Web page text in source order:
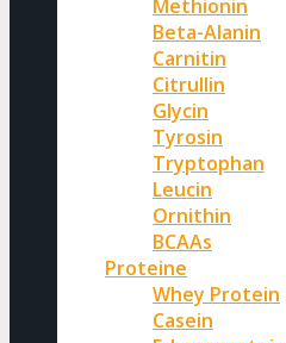
Methionin
Beta-Alanin
Carnitin
Citrullin
Glycin
Tyrosin
Tryptophan
Leucin
Ornithin
BCAAs
Proteine
Whey Protein
Casein